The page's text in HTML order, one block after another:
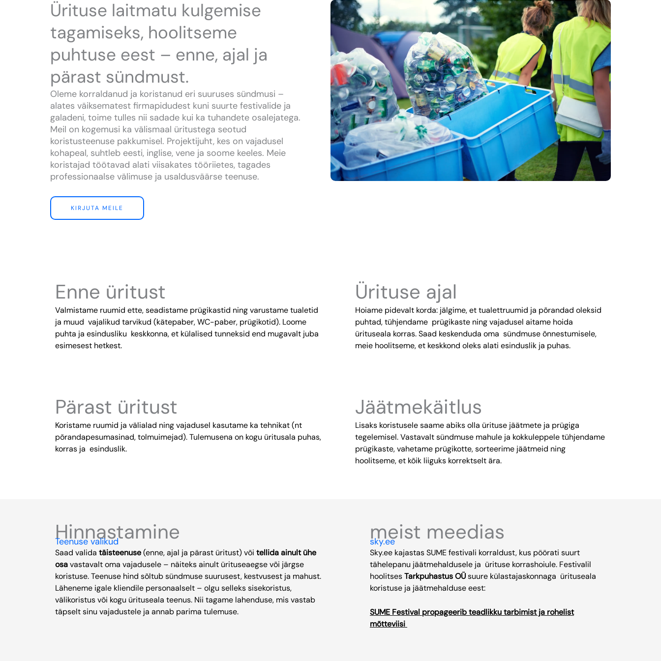
Ürituse laitmatu kulgemise
tagamiseks, hoolitseme
puhtuse eest – enne, ajal ja
pärast sündmust.
Oleme korraldanud ja koristanud eri suuruses sündmusi –
alates väiksematest firmapidudest kuni suurte festivalide ja
galadeni, toime tulles nii sadade kui ka tuhandete osalejatega.
Meil on kogemusi ka välismaal üritustega seotud
koristusteenuse pakkumisel. Projektijuht, kes on vajadusel
kohapeal, suhtleb eesti, inglise, vene ja soome keeles. Meie
koristajad töötavad alati viisakates tööriietes, tagades
professionaalse välimuse ja usaldusväärse teenuse.
KIRJUTA MEILE
Enne üritust
Valmistame ruumid ette, seadistame prügikastid ning varustame tualetid
ja muud vajalikud tarvikud (kätepaber, WC-paber, prügikotid). Loome
puhta ja esindusliku keskkonna, et külalised tunneksid end mugavalt juba
esimesest hetkest.
Ürituse ajal
Hoiame pidevalt korda: jälgime, et tualettruumid ja põrandad oleksid
puhtad, tühjendame prügikaste ning vajadusel aitame hoida
ürituseala korras. Saad keskenduda oma sündmuse õnnestumisele,
meie hoolitseme, et keskkond oleks alati esinduslik ja puhas.
Pärast üritust
Koristame ruumid ja välialad ning vajadusel kasutame ka tehnikat (nt
põrandapesumasinad, tolmuimejad). Tulemusena on kogu üritusala puhas,
korras ja esinduslik.
Jäätmekäitlus
Lisaks koristusele saame abiks olla ürituse jäätmete ja prügiga
tegelemisel. Vastavalt sündmuse mahule ja kokkuleppele tühjendame
prügikaste, vahetame prügikotte, sorteerime jäätmeid ning
hoolitseme, et kõik liiguks korrektselt ära.
Hinnastamine
Teenuse valikud
Saad valida täisteenuse(enne, ajal ja pärast üritust) või tellida ainult ühe
osavastavalt oma vajadusele – näiteks ainult ürituseaegse või järgse
koristuse. Teenuse hind sõltub sündmuse suurusest, kestvusest ja mahust.
Läheneme igale kliendile personaalselt – olgu selleks sisekoristus,
välikoristus või kogu ürituseala teenus. Nii tagame lahenduse, mis vastab
täpselt sinu vajadustele ja annab parima tulemuse.
meist meedias
sky.ee
Sky.ee kajastas SUME festivali korraldust, kus pöörati suurt
tähelepanu jäätmehaldusele ja ürituse korrashoiule. Festivalil
hoolitsesTarkpuhastus OÜsuure külastajaskonnaga ürituseala
koristuse ja jäätmehalduse eest:
SUME Festival propageerib teadlikku tarbimist ja rohelist
mõtteviisi